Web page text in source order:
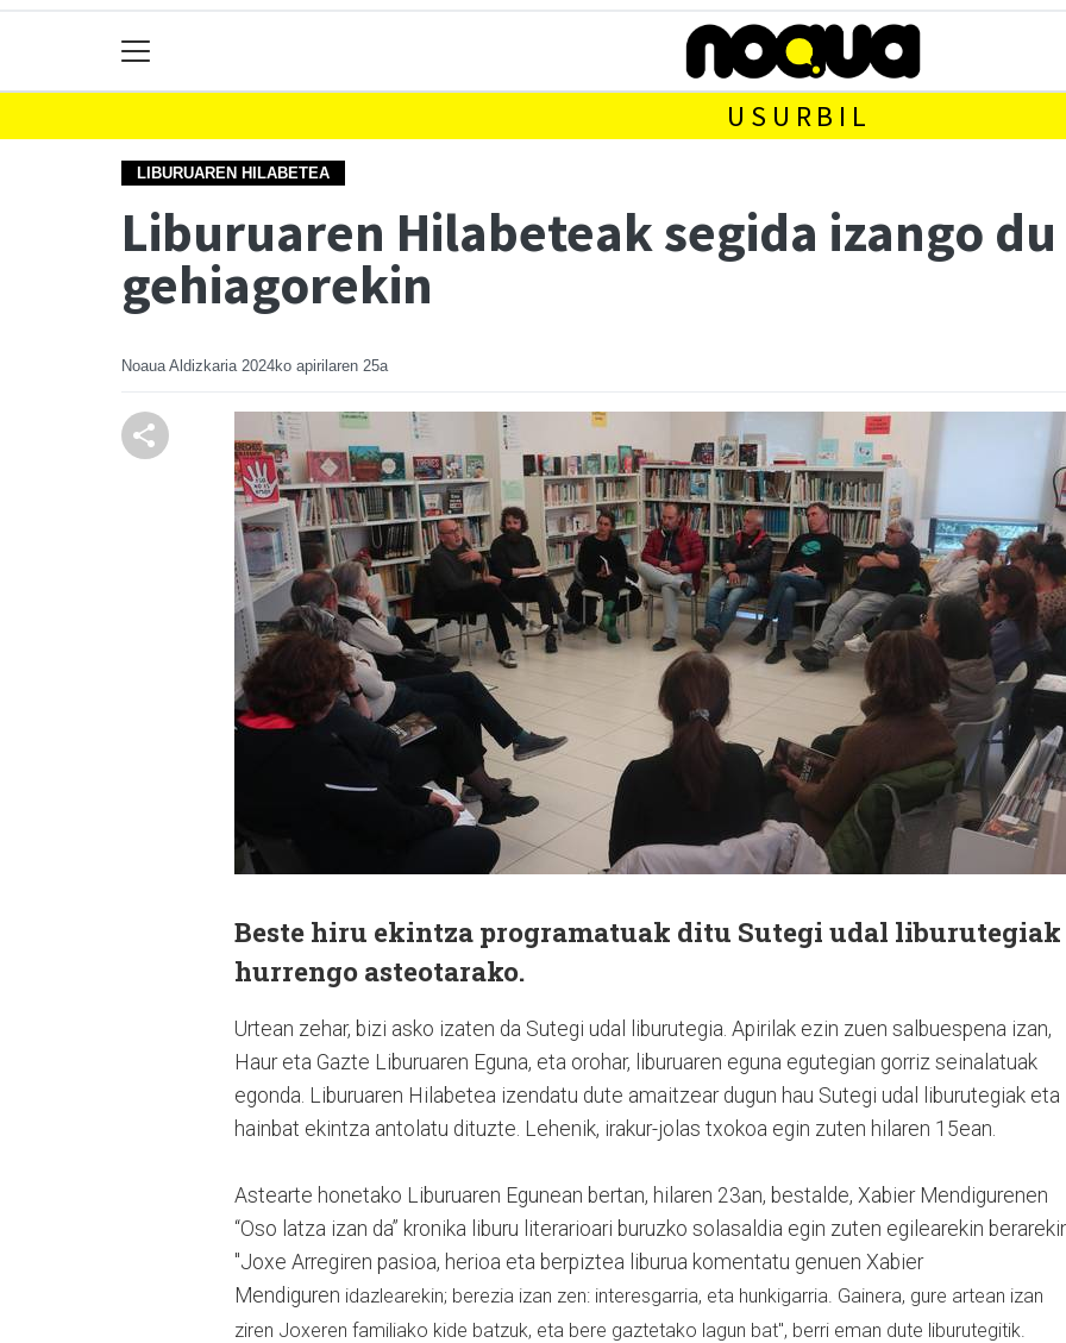
USURBIL
LIBURUAREN HILABETEA
Liburuaren Hilabeteak segida izango
gehiagorekin
Noaua Aldizkaria 2024ko apirilaren 25a
Beste hiru ekintza programatuak ditu Sutegi udal liburutegiak
hurrengo asteotarako.
Urtean zehar, bizi asko izaten da Sutegi udal liburutegia. Apirilak ezin zuen salbuespena izan,
Haur eta Gazte Liburuaren Eguna, eta orohar, liburuaren eguna egutegian gorriz seinalatuak
egonda. Liburuaren Hilabetea izendatu dute amaitzear dugun hau Sutegi udal liburutegiak eta
hainbat ekintza antolatu dituzte. Lehenik, irakur-jolas txokoa egin zuten hilaren 15ean.
Astearte honetako Liburuaren Egunean bertan, hilaren 23an, bestalde, Xabier Mendigurenen
“Oso latza izan da” kronika liburu literarioari buruzko solasaldia egin zuten egilearekin
"Joxe Arregiren pasioa, herioa eta berpiztea liburua komentatu genuen Xabier
Mendiguren idazlearekin; berezia izan zen: interesgarria, eta hunkigarria. Gainera, gure artean izan
ziren Joxeren familiako kide batzuk, eta bere gaztetako lagun bat", berri eman dute liburutegitik.